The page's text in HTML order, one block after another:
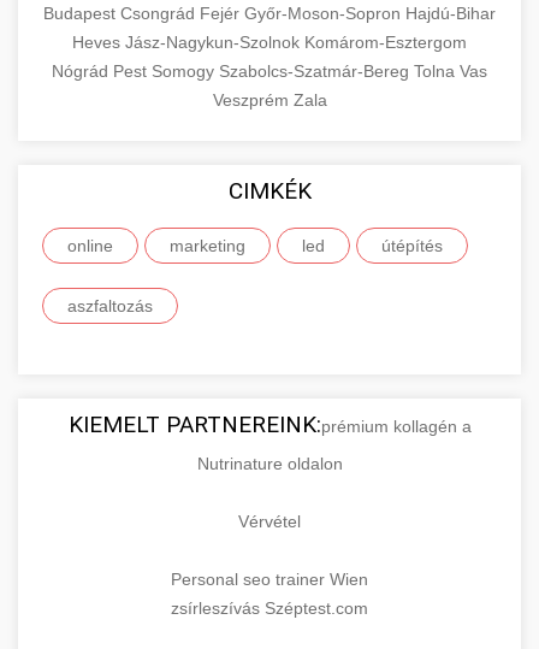
Budapest Csongrád Fejér Győr-Moson-Sopron Hajdú-Bihar
Heves Jász-Nagykun-Szolnok Komárom-Esztergom
Nógrád Pest Somogy Szabolcs-Szatmár-Bereg Tolna Vas
Veszprém Zala
CIMKÉK
online marketing led útépítés
aszfaltozás
KIEMELT PARTNEREINK:prémium kollagén a
Nutrinature oldalon
Vérvétel
Personal seo trainer Wien
zsírleszívás Széptest.com